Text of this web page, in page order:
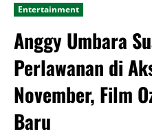
Entertainment
Anggy Umbara
Perlawanan di
November, Film
Baru